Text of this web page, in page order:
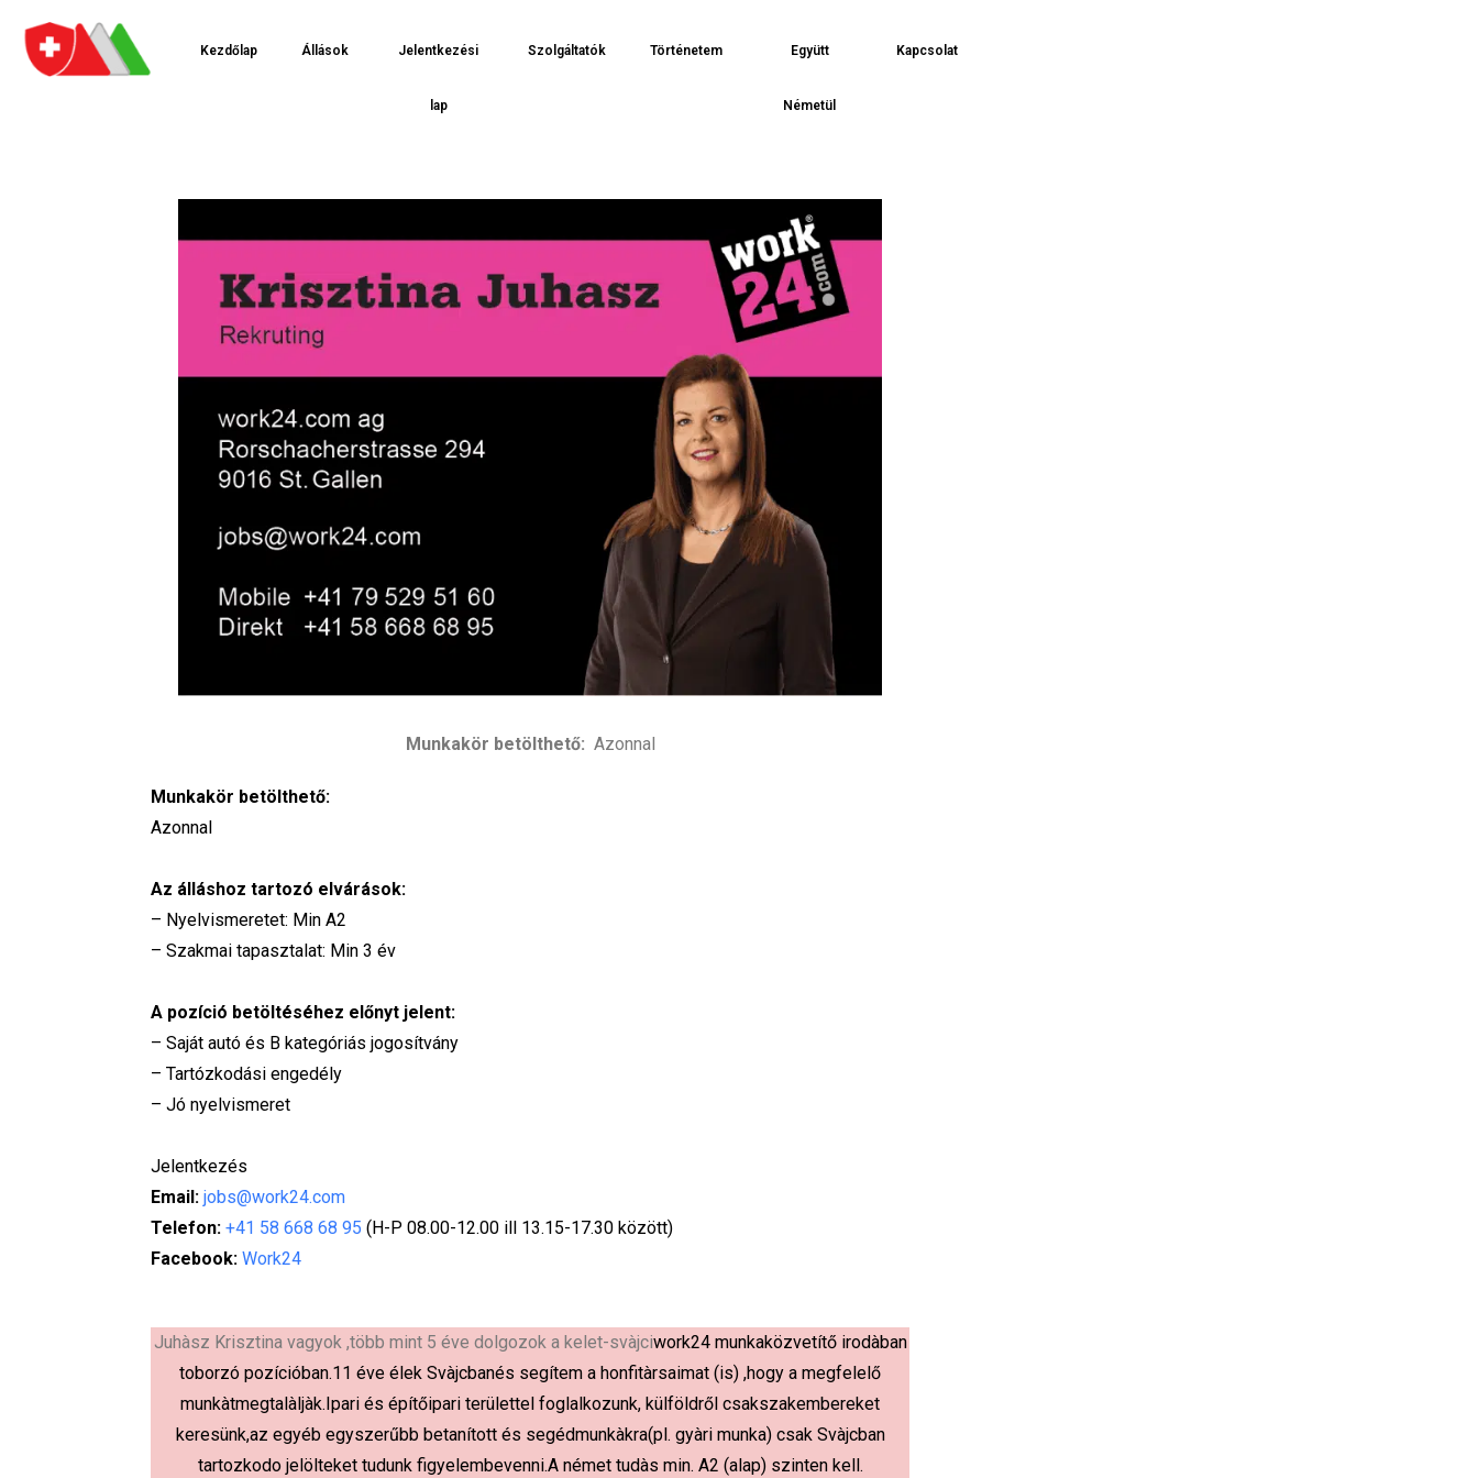
Kezdőlap Állások Jelentkezési
lap
Szolgáltatók Történetem Együtt
Németül
Kapcsolat
Munkakör betölthető: Azonnal
Munkakör betölthető:
Azonnal
Az álláshoz tartozó elvárások:
– Nyelvismeretet: Min A2
– Szakmai tapasztalat: Min 3 év
A pozíció betöltéséhez előnyt jelent:
– Saját autó és B kategóriás jogosítvány
– Tartózkodási engedély
– Jó nyelvismeret
Jelentkezés
Email: jobs@work24.com
Telefon: +41 58 668 68 95 (H-P 08.00-12.00 ill 13.15-17.30 között)
Facebook: Work24
Juhàsz Krisztina vagyok ,több mint 5 éve dolgozok a kelet-svàjciwork24 munkaközvetítő irodàban
toborzó pozícióban.11 éve élek Svàjcbanés segítem a honfitàrsaimat (is) ,hogy a megfelelő
munkàtmegtalàljàk.Ipari és építőipari területtel foglalkozunk, külföldről csakszakembereket
keresünk,az egyéb egyszerűbb betanított és segédmunkàkra(pl. gyàri munka) csak Svàjcban
tartozkodo jelölteket tudunk figyelembevenni.A német tudàs min. A2 (alap) szinten kell.